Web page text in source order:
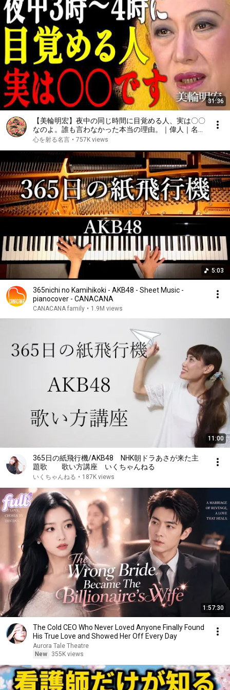
31:36
【美輪明宏】夜中の同じ時間に目覚める人、実は〇〇
なのよ。誰も言わなかった本当の理由。｜偉人｜名言
｜言葉の力｜人生哲学｜
心を射る名言 • 757K views
5:03
365nichi no Kamihikoki - AKB48 - Sheet Music -
pianocover - CANACANA
CANACANA family • 1.9M views
11:00
365日の紙飛行機/AKB48 NHK朝ドラあさが来た主
題歌 歌い方講座 いくちゃんねる
いくちゃんねる • 187K views
1:57:30
The Cold CEO Who Never Loved Anyone Finally Found
His True Love and Showed Her Off Every Day
Aurora Tale Theatre
New
355K views